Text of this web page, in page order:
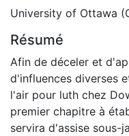
University of Ottawa
Résumé
Afin de déceler et
d'influences diverses
l'air pour luth chez
premier chapitre à
servira d'assise sous-